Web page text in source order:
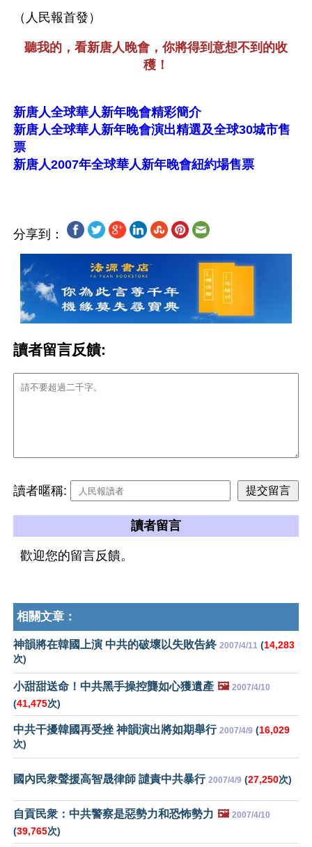
（人民報首發）
聽我的，看新唐人晚會，你將得到意想不到的收
穫！
新唐人全球華人新年晚會精彩簡介
新唐人全球華人新年晚會演出精選及全球30城市售
票
新唐人2007年全球華人新年晚會紐約場售票
分享到：
讀者留言反饋:
讀者暱稱:
讀者留言
歡迎您的留言反饋。
相關文章：
神韻將在韓國上演 中共的破壞以失敗告終 2007/4/11 (14,283
次)
小甜甜送命！中共黑手操控龔如心獲遺產 🖼️ 2007/4/10
(41,475次)
中共干擾韓國再受挫 神韻演出將如期舉行 2007/4/9 (16,029
次)
國內民衆聲援高智晟律師 譴責中共暴行 2007/4/9 (27,250次)
自貢民衆：中共警察是惡勢力和恐怖勢力 🖼️ 2007/4/10
(39,765次)